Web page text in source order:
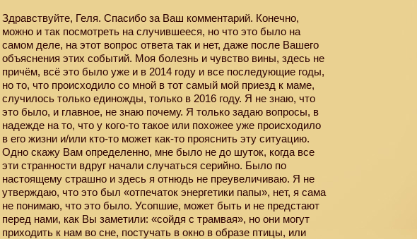
Здравствуйте, Геля. Спасибо за Ваш комментарий. Конечно,
можно и так посмотреть на случившееся, но что это было на
самом деле, на этот вопрос ответа так и нет, даже после Вашего
объяснения этих событий. Моя болезнь и чувство вины, здесь не
причём, всё это было уже и в 2014 году и все последующие годы,
но то, что происходило со мной в тот самый мой приезд к маме,
случилось только единожды, только в 2016 году. Я не знаю, что
это было, и главное, не знаю почему. Я только задаю вопросы, в
надежде на то, что у кого-то такое или похожее уже происходило
в его жизни и/или кто-то может как-то прояснить эту ситуацию.
Одно скажу Вам определенно, мне было не до шуток, когда все
эти странности вдруг начали случаться серийно. Было по
настоящему страшно и здесь я отнюдь не преувеличиваю. Я не
утверждаю, что это был «отпечаток энергетики папы», нет, я сама
не понимаю, что это было. Усопшие, может быть и не предстают
перед нами, как Вы заметили: «сойдя с трамвая», но они могут
приходить к нам во сне, постучать в окно в образе птицы, или